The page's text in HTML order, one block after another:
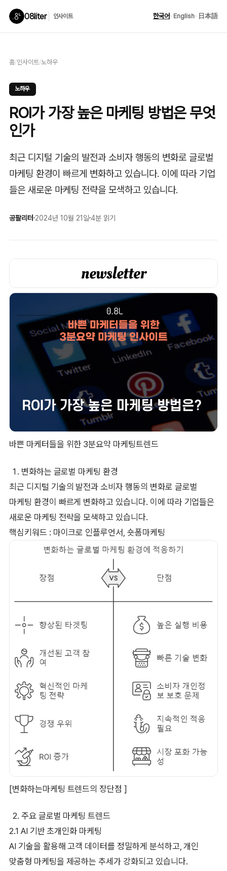
08liter 인사이트 한국어 · English · 日本語
홈/인사이트/노하우
노하우
ROI가 가장 높은 마케팅 방법은 무엇
인가
최근 디지털 기술의 발전과 소비자 행동의 변화로 글로벌
마케팅 환경이 빠르게 변화하고 있습니다. 이에 따라 기업
들은 새로운 마케팅 전략을 모색하고 있습니다.
공팔리터 2024년 10월 21일 4분 읽기
바쁜 마케터들을 위한 3분요약 마케팅트렌드
변화하는 글로벌 마케팅 환경
최근 디지털 기술의 발전과 소비자 행동의 변화로 글로벌
마케팅 환경이 빠르게 변화하고 있습니다. 이에 따라 기업들은
새로운 마케팅 전략을 모색하고 있습니다.
핵심키워드 : 마이크로 인플루언서, 숏폼마케팅
[변화하는마케팅 트렌드의 장단점 ]
주요 글로벌 마케팅 트렌드
2.1 AI 기반 초개인화 마케팅
AI 기술을 활용해 고객 데이터를 정밀하게 분석하고, 개인
맞춤형 마케팅을 제공하는 추세가 강화되고 있습니다.